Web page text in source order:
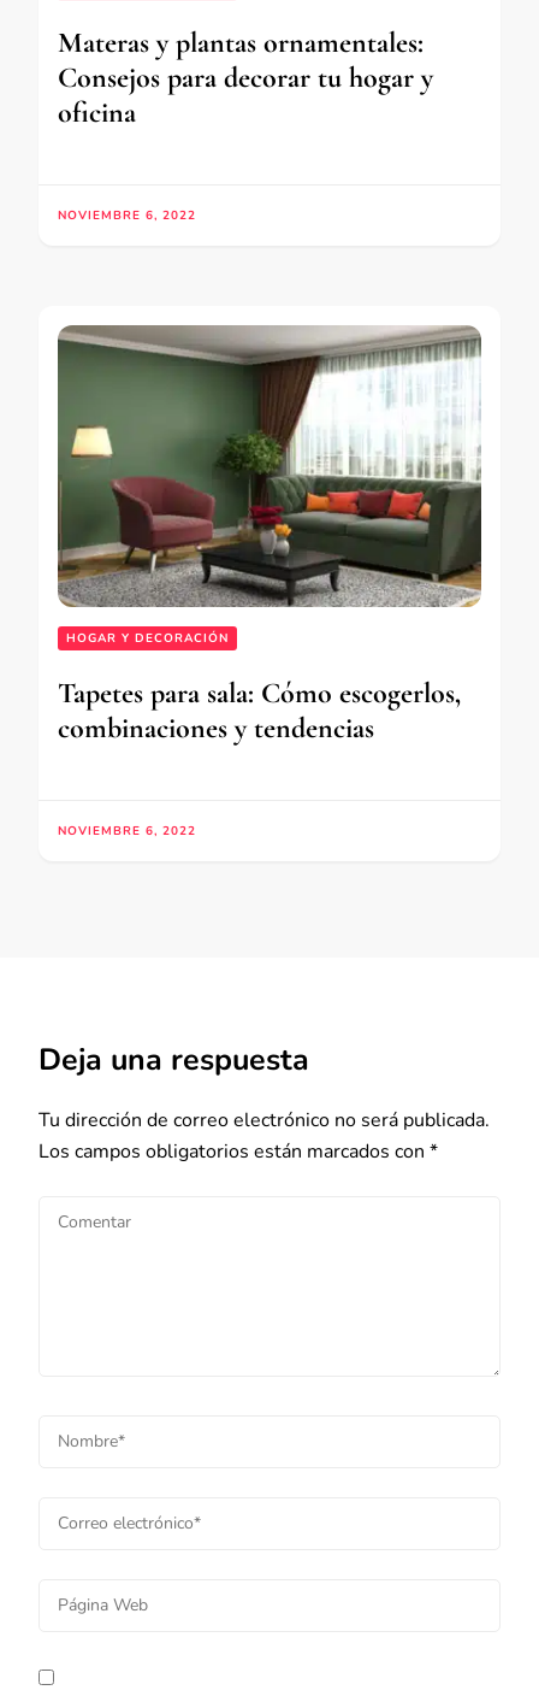
Materas y plantas ornamentales:
Consejos para decorar tu hogar y
oficina
NOVIEMBRE 6, 2022
HOGAR Y DECORACIÓN
Tapetes para sala: Cómo escogerlos,
combinaciones y tendencias
NOVIEMBRE 6, 2022
Deja una respuesta
Tu dirección de correo electrónico no será publicada.
Los campos obligatorios están marcados con *